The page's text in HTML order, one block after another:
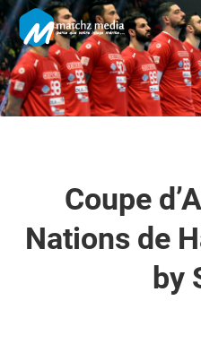
Coupe
Nations de
by